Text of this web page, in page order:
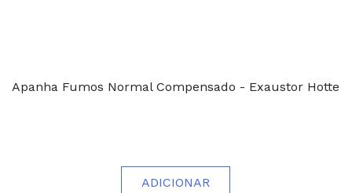
Apanha Fumos Normal Compensado - Exaustor Hotte
ADICIONAR